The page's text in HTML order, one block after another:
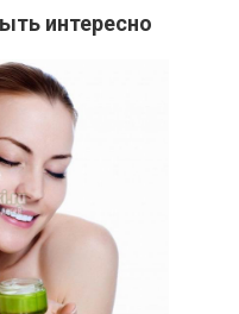
интересно